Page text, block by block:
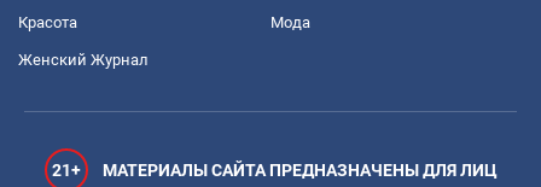
Красота Мода
Женский Журнал
21+
МАТЕРИАЛЫ САЙТА ПРЕДНАЗНАЧЕНЫ ДЛЯ ЛИЦ